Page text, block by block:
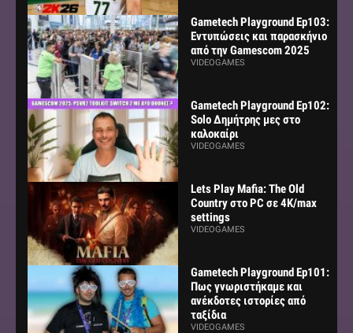
Gametech Playground Ep103:
Εντυπώσεις και παρασκήνιο
από την Gamescom 2025
VIDEOGAMES
Gametech Playground Ep102:
Solo Δημήτρης μες στο
καλοκαίρι
VIDEOGAMES
Lets Play Mafia: The Old
Country στο PC σε 4K/max
settings
VIDEOGAMES
Gametech Playground Ep101:
Πως γνωριστήκαμε και
ανέκδοτες ιστορίες από
ταξίδια
VIDEOGAMES